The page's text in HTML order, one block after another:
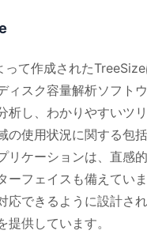
て作成された
ィスク容量解析ソフト
析し、わかりやすいツ
の使用状況に関する包
リケーションは、直感
ーフェイスも備えてい
応できるように設計さ
供しています。